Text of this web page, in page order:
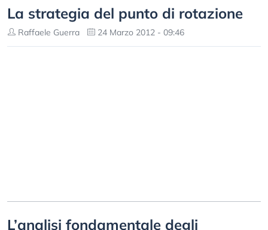
La strategia del punto di rotazione
Raffaele Guerra 24 Marzo 2012 - 09:46
L’analisi fondamentale degli